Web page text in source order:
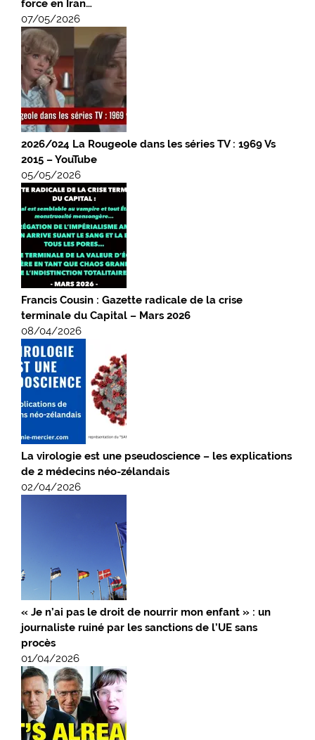
force en Iran…
07/05/2026
2026/024 La Rougeole dans les séries TV : 1969 Vs
2015 – YouTube
05/05/2026
Francis Cousin : Gazette radicale de la crise
terminale du Capital – Mars 2026
08/04/2026
La virologie est une pseudoscience – les explications
de 2 médecins néo-zélandais
02/04/2026
« Je n’ai pas le droit de nourrir mon enfant » : un
journaliste ruiné par les sanctions de l’UE sans
procès
01/04/2026